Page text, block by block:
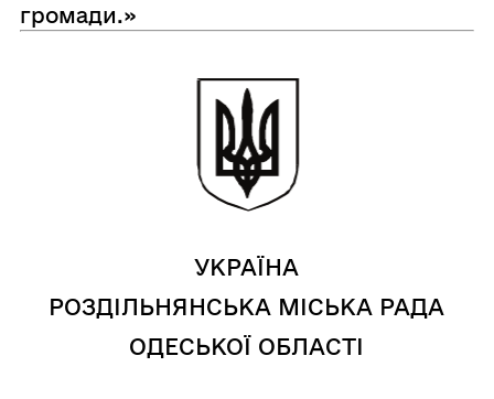
громади.»
УКРАЇНА
РОЗДІЛЬНЯНСЬКА МІСЬКА РАДА
ОДЕСЬКОЇ ОБЛАСТІ